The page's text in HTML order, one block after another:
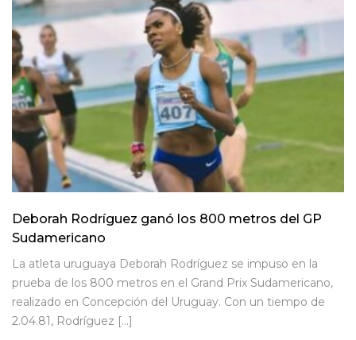
Deborah Rodríguez ganó los 800 metros del GP
Sudamericano
La atleta uruguaya Deborah Rodríguez se impuso en la
prueba de los 800 metros en el Grand Prix Sudamericano,
realizado en Concepción del Uruguay. Con un tiempo de
2.04.81, Rodríguez […]